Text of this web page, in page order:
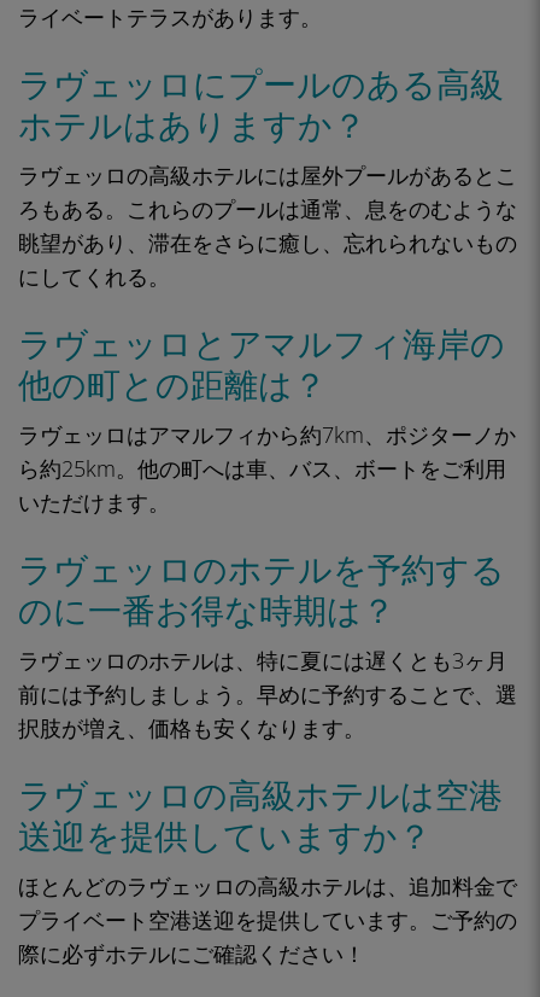
ライベートテラスがあります。
ラヴェッロにプールのある高級
ホテルはありますか？
ラヴェッロの高級ホテルには屋外プールがあるとこ
ろもある。これらのプールは通常、息をのむような
眺望があり、滞在をさらに癒し、忘れられないもの
にしてくれる。
ラヴェッロとアマルフィ海岸の
他の町との距離は？
ラヴェッロはアマルフィから約7km、ポジターノか
ら約25km。他の町へは車、バス、ボートをご利用
いただけます。
ラヴェッロのホテルを予約する
のに一番お得な時期は？
ラヴェッロのホテルは、特に夏には遅くとも3ヶ月
前には予約しましょう。早めに予約することで、選
択肢が増え、価格も安くなります。
ラヴェッロの高級ホテルは空港
送迎を提供していますか？
ほとんどのラヴェッロの高級ホテルは、追加料金で
プライベート空港送迎を提供しています。ご予約の
際に必ずホテルにご確認ください！